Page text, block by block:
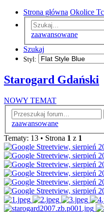
Strona główna Okolice
zaawansowane
Szukaj
Styl:
Starogard Gdański
NOWY TEMAT
zaawansowane
Tematy: 13 • Strona 1 z 1